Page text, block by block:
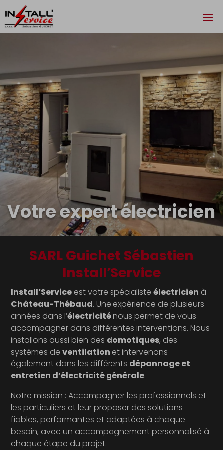
Votre expert électricien
SARL Guichet Sébastien
Install’Service
Install’Service est votre spécialisteélectricien à
Château-Thébaud. Une expérience de plusieurs
années dans l’électriciténous permet de vous
accompagner dans différentes interventions. Nous
installons aussi bien des domotiques, des
systèmes deventilation et intervenons
également dans les différents dépannage et
entretien d’électricité générale.
Notre mission : Accompagner les professionnels et
les particuliers et leur proposer des solutions
fiables, performantes et adaptées à chaque
besoin, avec un accompagnement personnalisé à
chaque étape du projet.